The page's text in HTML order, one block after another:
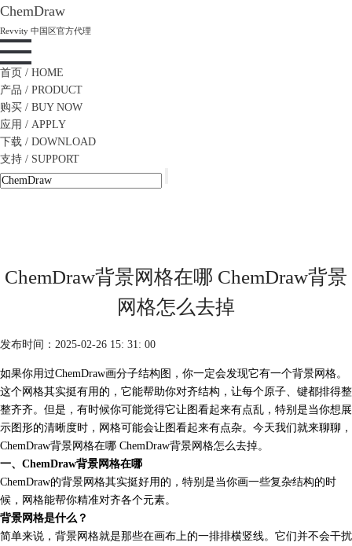
ChemDraw
Revvity 中国区官方代理
首页 / HOME
产品 / PRODUCT
购买 / BUY NOW
应用 / APPLY
下载 / DOWNLOAD
支持 / SUPPORT
ChemDraw背景网格在哪 ChemDraw背景
网格怎么去掉
发布时间：2025-02-26 15: 31: 00
如果你用过ChemDraw画分子结构图，你一定会发现它有一个背景网格。
这个网格其实挺有用的，它能帮助你对齐结构，让每个原子、键都排得整
整齐齐。但是，有时候你可能觉得它让图看起来有点乱，特别是当你想展
示图形的清晰度时，网格可能会让图看起来有点杂。今天我们就来聊聊，
ChemDraw背景网格在哪 ChemDraw背景网格怎么去掉。
一、ChemDraw背景网格在哪
ChemDraw的背景网格其实挺好用的，特别是当你画一些复杂结构的时
候，网格能帮你精准对齐各个元素。
背景网格是什么？
简单来说，背景网格就是那些在画布上的一排排横竖线。它们并不会干扰